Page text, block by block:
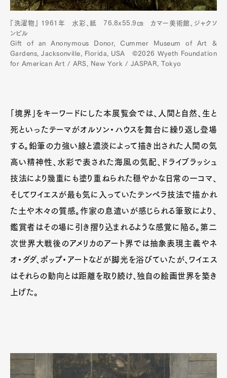
『洗濯物』 1961年 水彩、紙 76.8x55.9㎝ カマー美術館、ジャクソ
ンビル
Gift of an Anonymous Donor, Cummer Museum of Art &
Gardens, Jacksonville, Florida, USA ©2026 Wyeth Foundation
for American Art / ARS, New York / JASPAR, Tokyo
「境界」をキーワードにした本展覧会では、人間と自然、生と
死といったテーマがオルソン・ハウスを舞台に繰り返し登場
する。鉛筆の力強い線と濃淡によって描き出された人間の気
高い精神性、水彩で表された海風の気配、ドライブラッシュ
技法により幾重にも塗り重ねられた穏やかな日常の一コマ、
そしてワイエスが最も気に入っていたテンペラ技法で描かれ
た土や木々の質感。作家の息遣いが感じられる筆致により、
鑑賞者はその場に引き摺り込まれるような感覚に陥る。第二
次世界大戦後のアメリカのアート界では抽象表現主義やネ
オ・ダダ、ポップ・アートなどが脚光を浴びていたが、ワイエス
はそれらの動向とは距離を取り続け、独自の絵画世界を築き
上げた。